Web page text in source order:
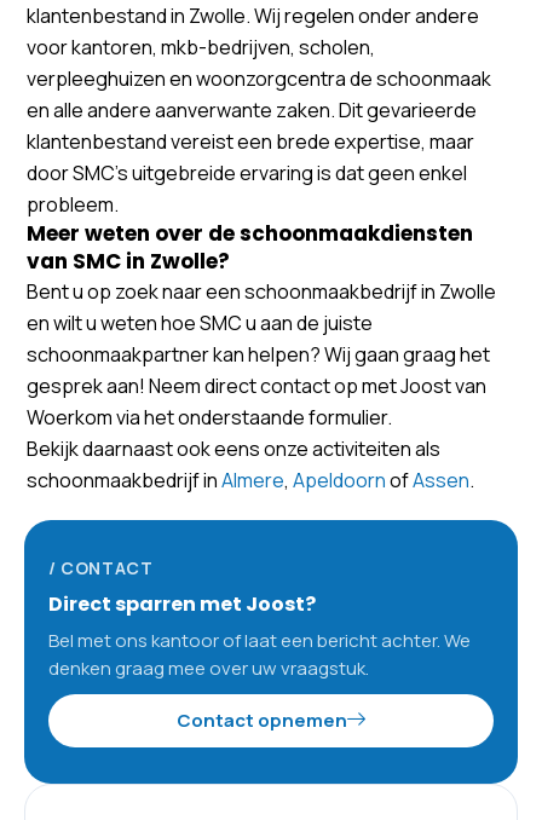
klantenbestand in Zwolle. Wij regelen onder andere
voor kantoren, mkb-bedrijven, scholen,
verpleeghuizen en woonzorgcentra de schoonmaak
en alle andere aanverwante zaken. Dit gevarieerde
klantenbestand vereist een brede expertise, maar
door SMC’s uitgebreide ervaring is dat geen enkel
probleem.
Meer weten over de schoonmaakdiensten
van SMC in Zwolle?
Bent u op zoek naar een schoonmaakbedrijf in Zwolle
en wilt u weten hoe SMC u aan de juiste
schoonmaakpartner kan helpen? Wij gaan graag het
gesprek aan! Neem direct contact op met Joost van
Woerkom via het onderstaande formulier.
Bekijk daarnaast ook eens onze activiteiten als
schoonmaakbedrijf inAlmere, ApeldoornofAssen.
/ CONTACT
Direct sparren met Joost?
Bel met ons kantoor of laat een bericht achter. We
denken graag mee over uw vraagstuk.
Contact opnemen